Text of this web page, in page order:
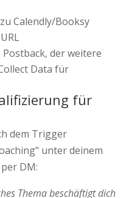
Calendly/Booksy
der weitere
Data für
für
dem Trigger
unter deinem
DM:
Thema beschäftigt dich